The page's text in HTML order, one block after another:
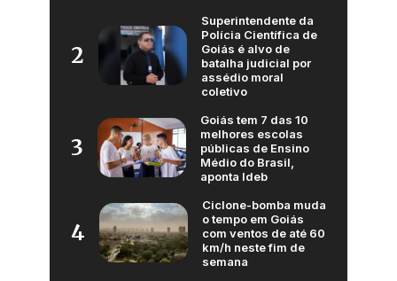
2
Superintendente da
Polícia Científica de
Goiás é alvo de
batalha judicial por
assédio moral
coletivo
3
Goiás tem 7 das 10
melhores escolas
públicas de Ensino
Médio do Brasil,
aponta Ideb
4
Ciclone-bomba muda
o tempo em Goiás
com ventos de até 60
km/h neste fim de
semana